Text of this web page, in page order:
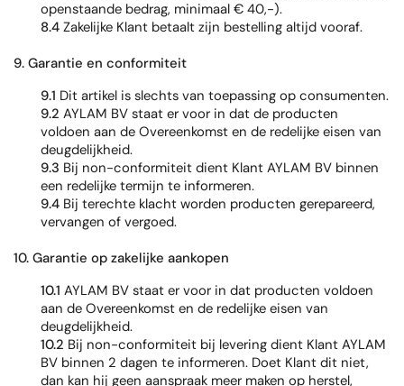
openstaande bedrag, minimaal € 40,-).
8.4 Zakelijke Klant betaalt zijn bestelling altijd vooraf.
9. Garantie en conformiteit
9.1 Dit artikel is slechts van toepassing op consumenten.
9.2 AYLAM BV staat er voor in dat de producten
voldoen aan de Overeenkomst en de redelijke eisen van
deugdelijkheid.
9.3 Bij non-conformiteit dient Klant AYLAM BV binnen
een redelijke termijn te informeren.
9.4 Bij terechte klacht worden producten gerepareerd,
vervangen of vergoed.
10. Garantie op zakelijke aankopen
10.1 AYLAM BV staat er voor in dat producten voldoen
aan de Overeenkomst en de redelijke eisen van
deugdelijkheid.
10.2 Bij non-conformiteit bij levering dient Klant AYLAM
BV binnen 2 dagen te informeren. Doet Klant dit niet,
dan kan hij geen aanspraak meer maken op herstel,